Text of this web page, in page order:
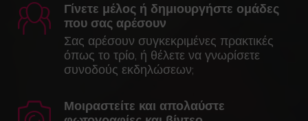
Γίνετε μέλος ή δημιουργήστε ομάδες
που σας αρέσουν
Σας αρέσουν συγκεκριμένες πρακτικές
όπως το τρίο, ή θέλετε να γνωρίσετε
συνοδούς εκδηλώσεων;
Μοιραστείτε και απολαύστε